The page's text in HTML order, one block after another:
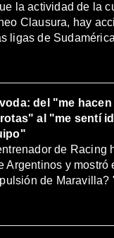
la actividad de la
Clausura, hay
ligas de
del "me
al "me sentí
de Racing
Argentinos y mostró
de Maravilla?